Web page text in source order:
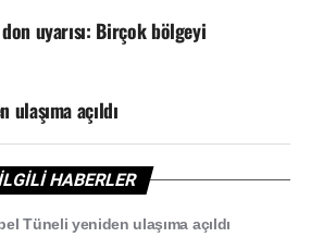
uyarısı: Birçok bölgeyi
açıldı
HABERLER
Tüneli yeniden ulaşıma açıldı